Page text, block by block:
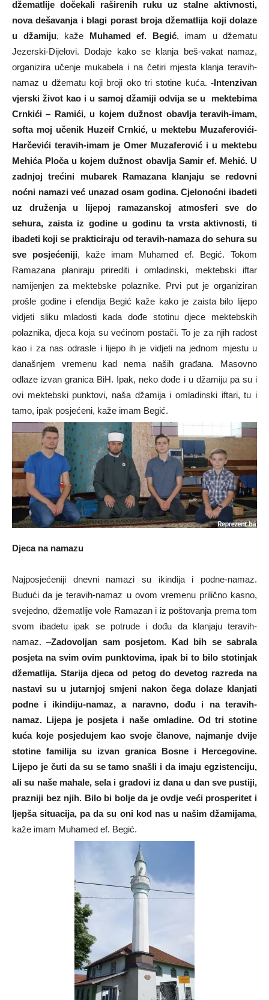
džematlije dočekali raširenih ruku uz stalne aktivnosti,
nova dešavanja i blagi porast broja džematlija koji dolaze
u džamiju, kaže Muhamed ef. Begić, imam u džematu
Jezerski-Dijelovi. Dodaje kako se klanja beš-vakat namaz,
organizira učenje mukabela i na četiri mjesta klanja teravih-
namaz u džematu koji broji oko tri stotine kuća. -Intenzivan
vjerski život kao i u samoj džamiji odvija se u mektebima
Crnkići – Ramići, u kojem dužnost obavlja teravih-imam,
softa moj učenik Huzeif Crnkić, u mektebu Muzaferovići-
Harčevići teravih-imam je Omer Muzaferović i u mektebu
Mehića Ploča u kojem dužnost obavlja Samir ef. Mehić. U
zadnjoj trećini mubarek Ramazana klanjaju se redovni
noćni namazi već unazad osam godina. Cjelonoćni ibadeti
uz druženja u lijepoj ramazanskoj atmosferi sve do
sehura, zaista iz godine u godinu ta vrsta aktivnosti, ti
ibadeti koji se prakticiraju od teravih-namaza do sehura su
sve posjećeniji, kaže imam Muhamed ef. Begić. Tokom
Ramazana planiraju prirediti i omladinski, mektebski iftar
namijenjen za mektebske polaznike. Prvi put je organiziran
prošle godine i efendija Begić kaže kako je zaista bilo lijepo
vidjeti sliku mladosti kada dođe stotinu djece mektebskih
polaznika, djeca koja su većinom postači. To je za njih radost
kao i za nas odrasle i lijepo ih je vidjeti na jednom mjestu u
današnjem vremenu kad nema naših građana. Masovno
odlaze izvan granica BiH. Ipak, neko dođe i u džamiju pa su i
ovi mektebski punktovi, naša džamija i omladinski iftari, tu i
tamo, ipak posjećeni, kaže imam Begić.
Djeca na namazu
Najposjećeniji dnevni namazi su ikindija i podne-namaz.
Budući da je teravih-namaz u ovom vremenu prilično kasno,
svejedno, džematlije vole Ramazan i iz poštovanja prema tom
svom ibadetu ipak se potrude i dođu da klanjaju teravih-
namaz. –Zadovoljan sam posjetom. Kad bih se sabrala
posjeta na svim ovim punktovima, ipak bi to bilo stotinjak
džematlija. Starija djeca od petog do devetog razreda na
nastavi su u jutarnjoj smjeni nakon čega dolaze klanjati
podne i ikindiju-namaz, a naravno, dođu i na teravih-
namaz. Lijepa je posjeta i naše omladine. Od tri stotine
kuća koje posjedujem kao svoje članove, najmanje dvije
stotine familija su izvan granica Bosne i Hercegovine.
Lijepo je čuti da su se tamo snašli i da imaju egzistenciju,
ali su naše mahale, sela i gradovi iz dana u dan sve pustiji,
prazniji bez njih. Bilo bi bolje da je ovdje veći prosperitet i
ljepša situacija, pa da su oni kod nas u našim džamijama,
kaže imam Muhamed ef. Begić.